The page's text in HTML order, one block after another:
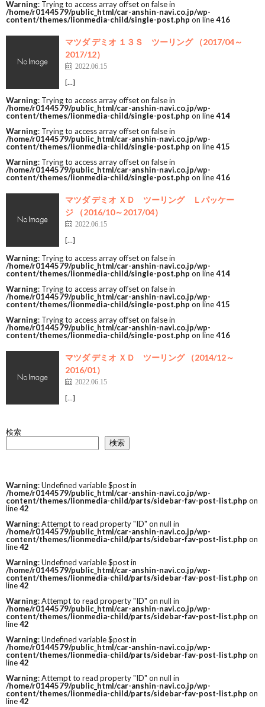
Warning: Trying to access array offset on false in
/home/r0144579/public_html/car-anshin-navi.co.jp/wp-
content/themes/lionmedia-child/single-post.php on line416
マツダ デミオ １３Ｓ ツーリング （2017/04～
2017/12）
2022.06.15
[…]
Warning: Trying to access array offset on false in
/home/r0144579/public_html/car-anshin-navi.co.jp/wp-
content/themes/lionmedia-child/single-post.php on line414
Warning: Trying to access array offset on false in
/home/r0144579/public_html/car-anshin-navi.co.jp/wp-
content/themes/lionmedia-child/single-post.php on line415
Warning: Trying to access array offset on false in
/home/r0144579/public_html/car-anshin-navi.co.jp/wp-
content/themes/lionmedia-child/single-post.php on line416
マツダ デミオ ＸＤ ツーリング Ｌパッケー
ジ （2016/10～2017/04）
2022.06.15
[…]
Warning: Trying to access array offset on false in
/home/r0144579/public_html/car-anshin-navi.co.jp/wp-
content/themes/lionmedia-child/single-post.php on line414
Warning: Trying to access array offset on false in
/home/r0144579/public_html/car-anshin-navi.co.jp/wp-
content/themes/lionmedia-child/single-post.php on line415
Warning: Trying to access array offset on false in
/home/r0144579/public_html/car-anshin-navi.co.jp/wp-
content/themes/lionmedia-child/single-post.php on line416
マツダ デミオ ＸＤ ツーリング （2014/12～
2016/01）
2022.06.15
[…]
検索
検索
Warning: Undefined variable $post in
/home/r0144579/public_html/car-anshin-navi.co.jp/wp-
content/themes/lionmedia-child/parts/sidebar-fav-post-list.php on
line42
Warning: Attempt to read property "ID" on null in
/home/r0144579/public_html/car-anshin-navi.co.jp/wp-
content/themes/lionmedia-child/parts/sidebar-fav-post-list.php on
line42
Warning: Undefined variable $post in
/home/r0144579/public_html/car-anshin-navi.co.jp/wp-
content/themes/lionmedia-child/parts/sidebar-fav-post-list.php on
line42
Warning: Attempt to read property "ID" on null in
/home/r0144579/public_html/car-anshin-navi.co.jp/wp-
content/themes/lionmedia-child/parts/sidebar-fav-post-list.php on
line42
Warning: Undefined variable $post in
/home/r0144579/public_html/car-anshin-navi.co.jp/wp-
content/themes/lionmedia-child/parts/sidebar-fav-post-list.php on
line42
Warning: Attempt to read property "ID" on null in
/home/r0144579/public_html/car-anshin-navi.co.jp/wp-
content/themes/lionmedia-child/parts/sidebar-fav-post-list.php on
line42